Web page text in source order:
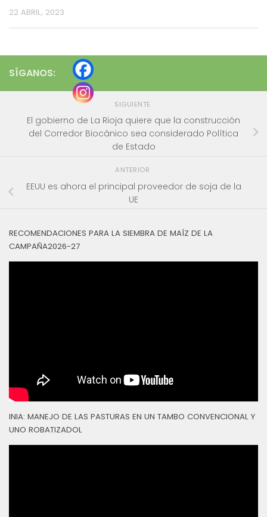
22 ABRIL, 2023
SÍGANOS:
SIGUIENTE
El gobierno de La Rioja quiere que la construcción
del Corredor Biocánico sea considerado Política
de Estado
ANTERIOR
EEUU es ahora el principal proveedor de soja de la
UE
RECOMENDACIONES PARA LA SIEMBRA DE MAÍZ DE LA
CAMPAÑA2026-27
INIA: MANEJO DE LAS PASTURAS EN UN TAMBO CONVENCIONAL Y
UNO ROBATIZADOL